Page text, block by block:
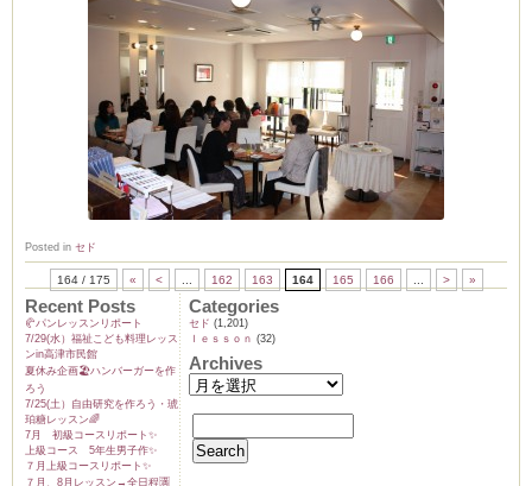
Posted in セド
164 / 175 « < 162 163 164 165 166 > »
Recent Posts
🥐パンレッスンリポート
7/29(水）福祉こども料理レッス
ンin高津市民館
夏休み企画🏖️ハンバーガーを作
ろう
7/25(土）自由研究を作ろう・琥
珀糖レッスン🌈
7月 初級コースリポート✨️
上級コース 5年生男子作✨️
７月上級コースリポート✨️
７月、8月レッスン→全日程🈵
Categories
セド (1,201)
ｌｅｓｓｏｎ (32)
Archives